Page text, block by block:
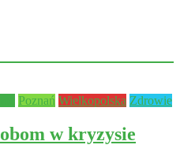
Poznań Wielkopolska Zdrowie
w kryzysie